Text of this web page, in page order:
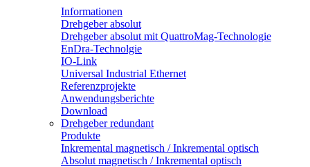
Informationen
Drehgeber absolut
Drehgeber absolut mit QuattroMag-Technologie
EnDra-Technolgie
IO-Link
Universal Industrial Ethernet
Referenzprojekte
Anwendungsberichte
Download
Drehgeber redundant
Produkte
Inkremental magnetisch / Inkremental optisch
Absolut magnetisch / Inkremental optisch